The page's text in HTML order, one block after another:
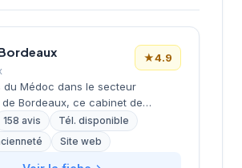
★4.9
du Médoc dans le secteur
Bordeaux, ce cabinet de
développe son activité de conseil
humaines sur la métropole
structure bénéficie d'une
158 avis
Tél. disponible
Site web